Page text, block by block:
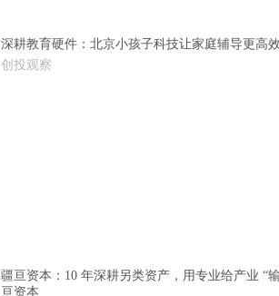
深耕教育硬件：北京小孩子科技让家庭辅导更高效
创投观察
疆亘资本：10 年深耕另类资产，用专业给产业
亘资本